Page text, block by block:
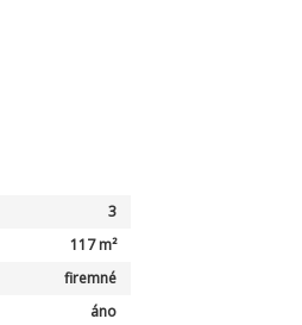
3
117 m²
firemné
áno